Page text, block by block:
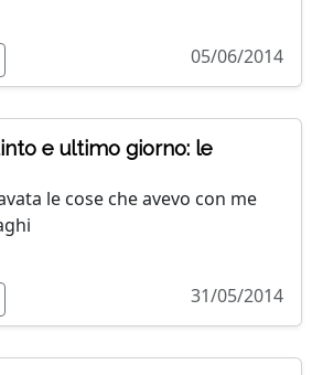
05/06/2014
e ultimo giorno: le
le cose che avevo con me
31/05/2014